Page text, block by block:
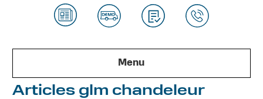
Menu
Articles glm chandeleur